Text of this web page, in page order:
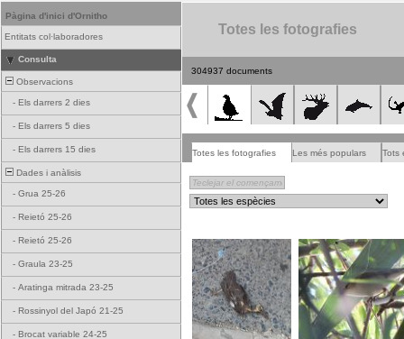
Pàgina d'inici d'Ornitho
Entitats col·laboradores
Consulta
Observacions
- Els darrers 2 dies
- Els darrers 5 dies
- Els darrers 15 dies
Dades i anàlisis
- Grua 25-26
- Reietó 25-26
- Reietó 25-26
- Graula 23-25
- Aratinga mitrada 23-25
- Rossinyol del Japó 21-25
- Brocat variable 24-25
Totes les fotografies
304937 documents
Totes les fotografies Les més populars Tots